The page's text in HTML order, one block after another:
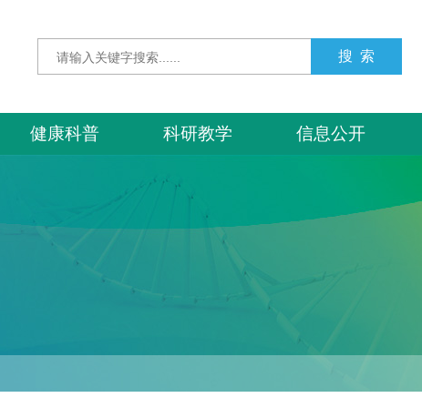
健康科普 科研教学 信息公开